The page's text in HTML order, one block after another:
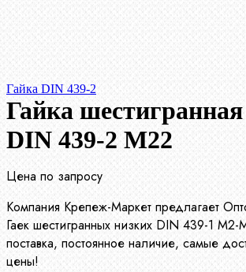
Гайка DIN 439-2
Гайка
DIN 439-2 М22
Цена по запросу
Компания Крепеж-Маркет предлагает
Гаек шестигранных низких DIN 439-1
поставка, постоянное наличие, самые
цены!